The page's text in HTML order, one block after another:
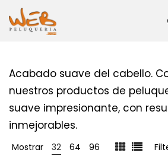
Acabado suave del cabello.
nuestros productos de
suave impresionante, con
inmejorables.
Mostrar 32 64 96